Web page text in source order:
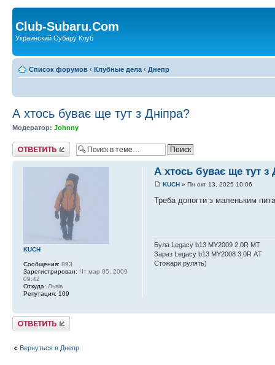
Club-Subaru.Com
Украинский Субару Клуб
Список форумов ‹ Клубные дела ‹ Днепр
А хтось буває ще тут з Дніпра?
Модератор: Johnny
Ответить
А хтось буває ще тут з
KUCH» Пн окт 13, 2025 10:06
Треба допогти з маленьким
Була Legacy b13 MY2009 2.0R MT
Зараз Legacy b13 MY2008 3.0R АT
Стожари рулять)
KUCH
Сообщения: 893
Зарегистрирован: Чт мар 05, 2009
09:42
Откуда: Львів
Репутация: 109
Ответить
Вернуться в Днепр